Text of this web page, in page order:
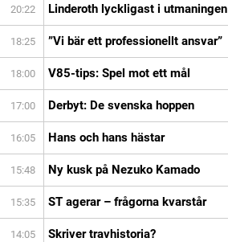
20:22 Linderoth lyckligast i utmaningen
18:25 ”Vi bär ett professionellt ansvar”
18:00 V85-tips: Spel mot ett mål
17:00 Derbyt: De svenska hoppen
16:05 Hans och hans hästar
15:48 Ny kusk på Nezuko Kamado
15:35 ST agerar – frågorna kvarstår
14:05 Skriver travhistoria?